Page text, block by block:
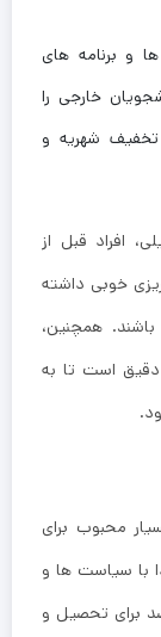
و برنامه‌ های
خارجی را
شهریه و
افراد قبل از
خوبی داشته
همچنین،
دقیق است تا به
محبوب برای
با سیاست ‌ها و
برای تحصیل و